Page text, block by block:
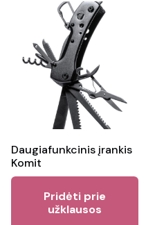
Daugiafunkcinis įrankis
Komit
Pridėti prie
užklausos